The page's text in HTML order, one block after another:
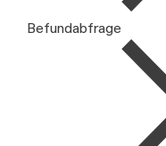
Befundabfrage